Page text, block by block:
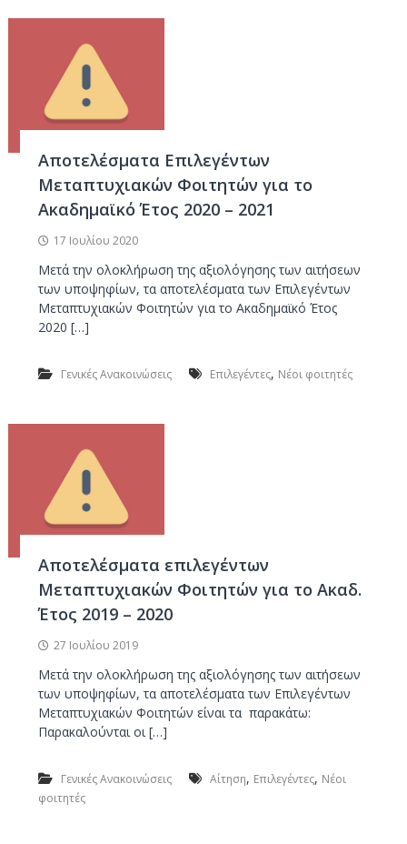
Αποτελέσματα Επιλεγέντων
Μεταπτυχιακών Φοιτητών για το
Ακαδημαϊκό Έτος 2020 – 2021
17 Ιουλίου 2020
Μετά την ολοκλήρωση της αξιολόγησης των αιτήσεων
των υποψηφίων, τα αποτελέσματα των Επιλεγέντων
Μεταπτυχιακών Φοιτητών για το Ακαδημαϊκό Έτος
2020 […]
Γενικές Ανακοινώσεις Επιλεγέντες, Νέοι φοιτητές
Αποτελέσματα επιλεγέντων
Μεταπτυχιακών Φοιτητών για το Ακαδ.
Έτος 2019 – 2020
27 Ιουλίου 2019
Μετά την ολοκλήρωση της αξιολόγησης των αιτήσεων
των υποψηφίων, τα αποτελέσματα των Επιλεγέντων
Μεταπτυχιακών Φοιτητών είναι τα παρακάτω:
Παρακαλούνται οι […]
Γενικές Ανακοινώσεις Αίτηση, Επιλεγέντες, Νέοι
φοιτητές